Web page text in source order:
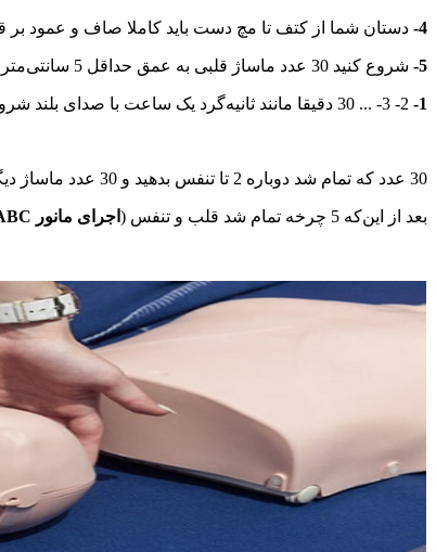
4- دستان شما از کتف تا مچ دست باید کاملا صاف و عمود
5- شروع کنید 30 عدد ماساژ قلبی به عمق حداقل 5 سانتی‌متر به مصدوم بدهید تا عضله قلب را به‌صورت مکانیکی به حرکت دربیاورید. این‌گونه بشمارید:
1-
30 عدد که تمام شد دوباره 2 تا تنفس بدهید و 30 عدد ماساژ دیگر بدهید. 2 تنفس و 30 ماساژ قلبی یک چرخه می‌گویند. شما این کار را باید تا 5 چرخه انجام دهید.
بعد از این‌که 5 چرخه تمام شد قلب و تنفس ( اجرای مانور ABC